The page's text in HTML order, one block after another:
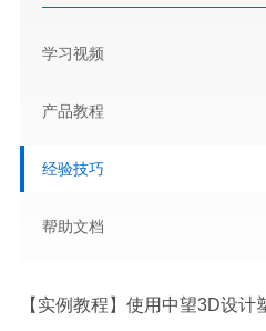
学习视频
产品教程
经验技巧
帮助文档
【实例教程】使用中望3D设计